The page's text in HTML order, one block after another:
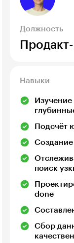
Должность
Навыки
Изучение
Подсчёт
Создание
поиск
done
Сбор